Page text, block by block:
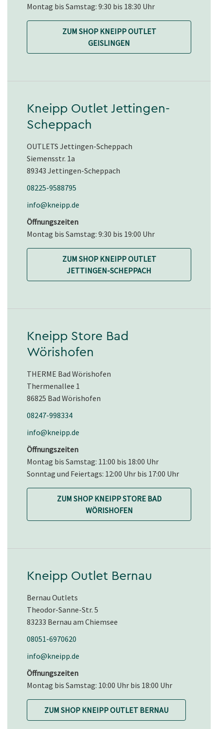
Montag bis Samstag: 9:30 bis 18:30 Uhr
ZUM SHOP KNEIPP OUTLET
GEISLINGEN
Kneipp Outlet Jettingen-
Scheppach
OUTLETS Jettingen-Scheppach
Siemensstr. 1a
89343 Jettingen-Scheppach
08225-9588795
info@kneipp.de
Öffnungszeiten
Montag bis Samstag: 9:30 bis 19:00 Uhr
ZUM SHOP KNEIPP OUTLET
JETTINGEN-SCHEPPACH
Kneipp Store Bad
Wörishofen
THERME Bad Wörishofen
Thermenallee 1
86825 Bad Wörishofen
08247-998334
info@kneipp.de
Öffnungszeiten
Montag bis Samstag: 11:00 bis 18:00 Uhr
Sonntag und Feiertags: 12:00 Uhr bis 17:00 Uhr
ZUM SHOP KNEIPP STORE BAD
WÖRISHOFEN
Kneipp Outlet Bernau
Bernau Outlets
Theodor-Sanne-Str. 5
83233 Bernau am Chiemsee
08051-6970620
info@kneipp.de
Öffnungszeiten
Montag bis Samstag: 10:00 Uhr bis 18:00 Uhr
ZUM SHOP KNEIPP OUTLET BERNAU